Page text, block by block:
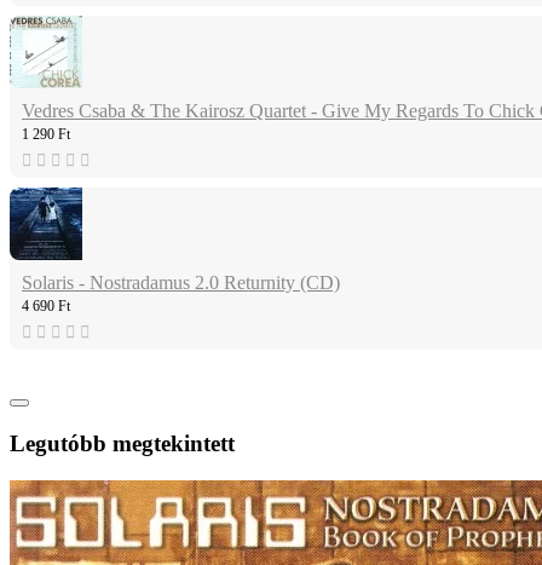
Vedres Csaba & The Kairosz Quartet - Give My Regards To
1 290 Ft
Solaris - Nostradamus 2.0 Returnity (CD)
4 690 Ft
Legutóbb megtekintett